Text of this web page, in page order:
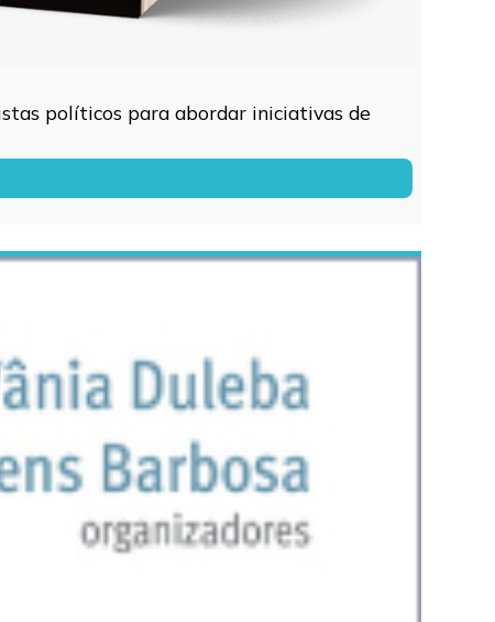
políticos para abordar iniciativas de